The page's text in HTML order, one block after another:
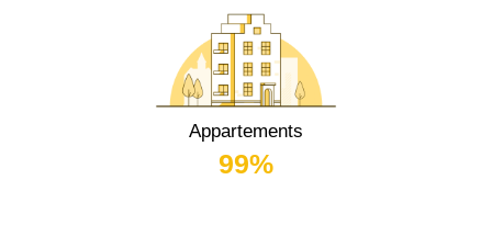
Appartements
99%